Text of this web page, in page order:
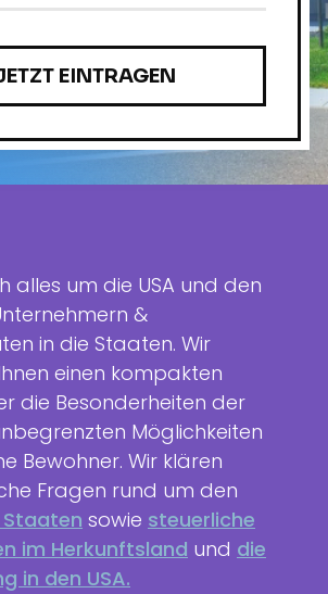
alles um die USA und den
&
in die Staaten. Wir
einen kompakten
die Besonderheiten der
Möglichkeiten
Bewohner. Wir klären
Fragen rund um den
Staaten sowie steuerliche
im Herkunftsland und die
in den USA.